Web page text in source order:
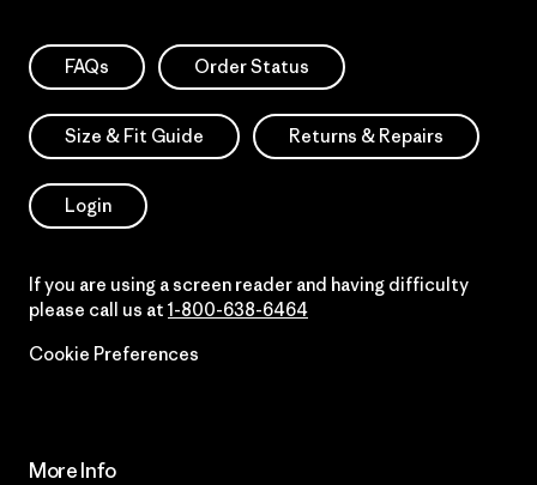
FAQs Order Status
Size & Fit Guide Returns & Repairs
Login
If you are using a screen reader and having difficulty
please call us at 1-800-638-6464
Cookie Preferences
More Info